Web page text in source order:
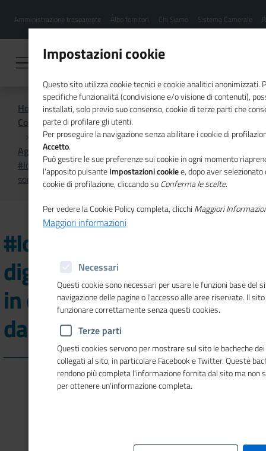
contenuto
Menu
hamburgher
Amministrazione trasparente Albo fornitori Chi Siamo Sistema Camerale
Home
Comunicazione istituzionale per il sistema camerale
Agenda
#IoPensoPositivo, tour digitale: "Acquisti online: in cosa
sono diversi dall'acquisto al dettaglio?"
#IoPensoPositivo, tour
digitale: "Acquisti online:
in cosa sono diversi
dall'acquisto al dettaglio?"
Impostazioni cookie
Questo sito utilizza cookie tecnici e cookie analitici anonimizzati.
specifiche funzionalità (condivisione e/o visione di contenuti),
installati, solo previo suo consenso, cookie di terze parti che
parte di profilare gli utenti.
Per proseguire la navigazione senza abilitare i cookie di
Accetto.
Può gestire le sue preferenze sui cookie in ogni momento
l'apposito pulsanteImpostazioni cookiee, dopo aver
cookie di profilazione, cliccando suConferma le scelte.
Per vedere la Cookie Policy completa, clicchi Maggiori
Maggiori informazioni
Necessari
Questi cookie sono necessari per usare le funzioni base del
navigazione delle pagine o l'accesso alle aree riservate. Il
funzionare correttamente senza questi cookies.
Terze parti
Questi cookies servono per mostrare sul sito le bacheche
collegati al sito, in particolare Facebook e Twitter. Queste
rendono più completa l'informazione fornita dal sito ma non
per ottenere un'informazione completa.